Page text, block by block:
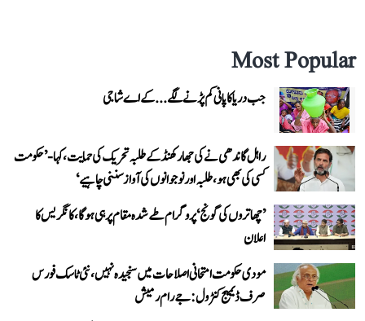
Most Popular
جب دریا کا پانی کم پڑنے لگے...کے اے شاجی
راہل گاندھی نے کی جھارکھنڈ کے طلبہ تحریک کی حمایت، کہا- ’حکومت
کسی کی بھی ہو، طلبہ اور نوجوانوں کی آواز سننی چاہیے‘
’چھاتروں کی گونج‘ پروگرام طے شدہ مقام پر ہی ہوگا، کانگریس کا
اعلان
مودی حکومت امتحانی اصلاحات میں سنجیدہ نہیں، نئی ٹاسک فورس
صرف ڈیمیج کنٹرول: جے رام رمیش